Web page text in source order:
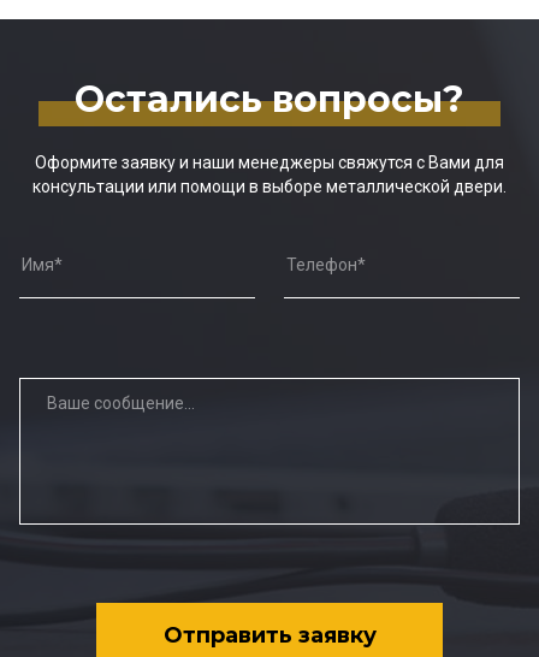
Остались вопросы?
Оформите заявку и наши менеджеры свяжутся с Вами для
консультации или помощи в выборе металлической двери.
Отправить заявку